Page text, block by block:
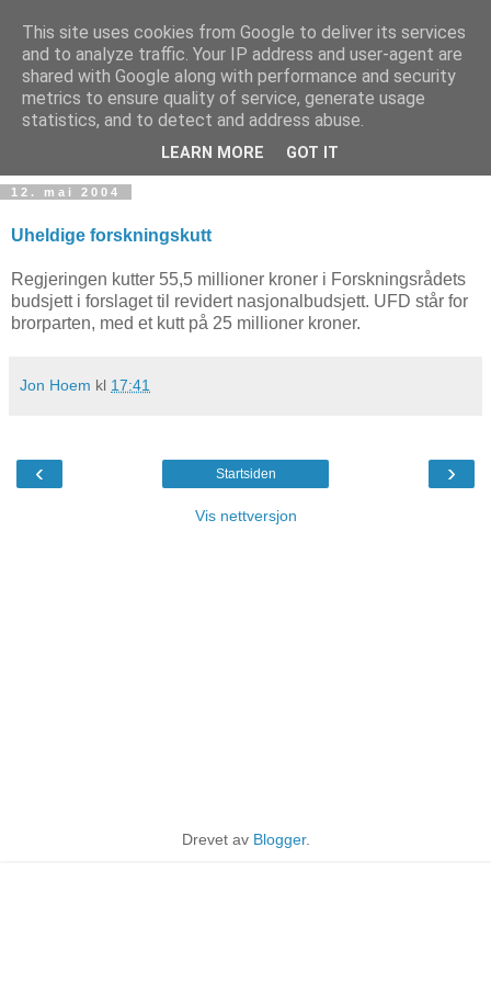
Teknologinyheter
12. mai 2004
Uheldige forskningskutt
Regjeringen kutter 55,5 millioner kroner i Forskningsrådets
budsjett i forslaget til revidert nasjonalbudsjett. UFD står for
brorparten, med et kutt på 25 millioner kroner.
Jon Hoem kl 17:41
‹ ›
Startsiden
Vis nettversjon
Drevet av Blogger.
This site uses cookies from Google to deliver its services
and to analyze traffic. Your IP address and user-agent are
shared with Google along with performance and security
metrics to ensure quality of service, generate usage
statistics, and to detect and address abuse.
LEARN MORE GOT IT